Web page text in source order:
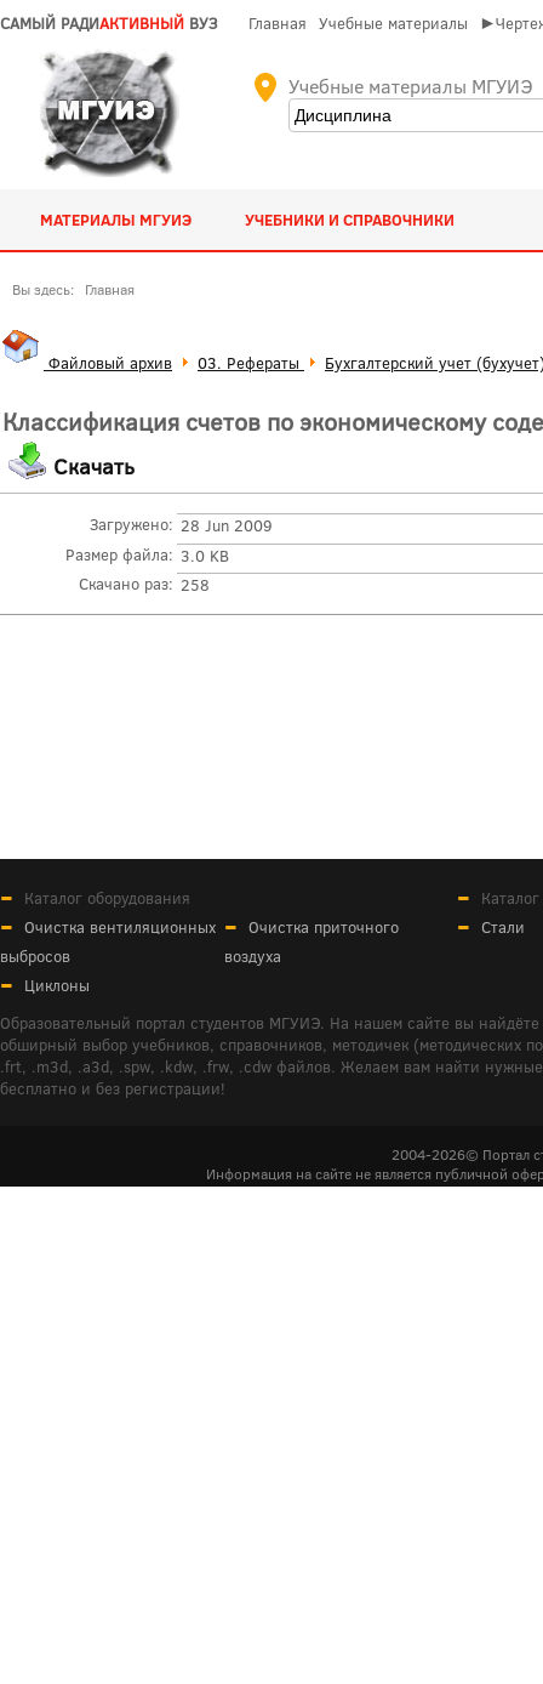
САМЫЙ РАДИАКТИВНЫЙ ВУЗ Главная Учебные материалы
Учебные материалы МГУИЭ
МАТЕРИАЛЫ МГУИЭ УЧЕБНИКИ И СПРАВОЧНИКИ
Вы здесь: Главная
Файловый архив 03. Рефераты Бухгалтерский учет
Классификация счетов по экономическому
Скачать
Загружено: 28 Jun 2009
Размер файла: 3.0 KB
Скачано раз: 258
Каталог оборудования
Очистка вентиляционных
выбросов
Очистка приточного
воздуха
Циклоны
Стали
Образовательный портал студентов МГУИЭ. На нашем сайте вы
обширный выбор учебников, справочников, методичек (методических
.frt, .m3d, .a3d, .spw, .kdw, .frw, .cdw файлов. Желаем вам найти
бесплатно и без регистрации!
2004-2026© Портал
Информация на сайте не является публичной